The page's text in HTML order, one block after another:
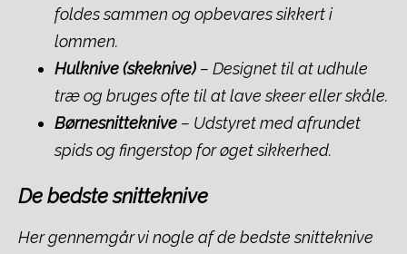
foldes sammen og opbevares sikkert i
lommen.
Hulknive (skeknive) – Designet til at udhule
træ og bruges ofte til at lave skeer eller skåle.
Børnesnitteknive – Udstyret med afrundet
spids og fingerstop for øget sikkerhed.
De bedste snitteknive
Her gennemgår vi nogle af de bedste snitteknive